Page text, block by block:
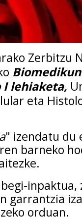
Zerbitzu
lehiaketa,
eta
" izendatu du
barneko
inpaktua,
garrantzia
orduan.